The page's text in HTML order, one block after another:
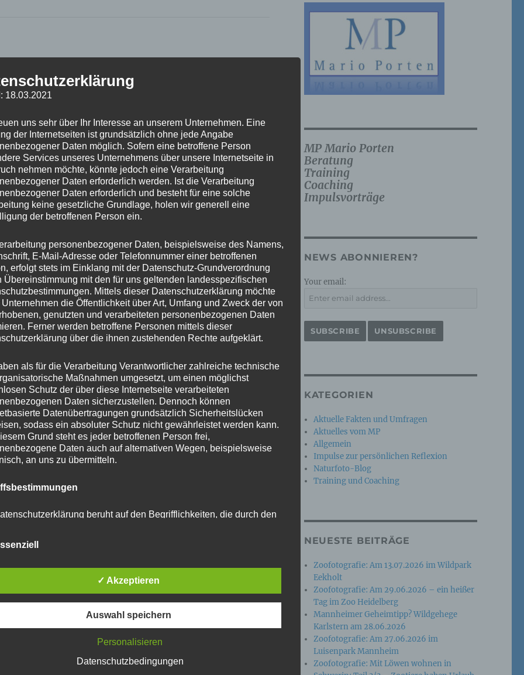
abzugeben.
MP Mario Porten
Beratung
Training
Coaching
Impulsvorträge
NEWS ABONNIEREN?
Your email:
KATEGORIEN
Aktuelle Fakten und Umfragen
Aktuelles vom MP
Allgemein
Impulse zur persönlichen Reflexion
Naturfoto-Blog
Training und Coaching
NEUESTE BEITRÄGE
Zoofotografie: Am 13.07.2026 im Wildpark
Eekholt
Zoofotografie: Am 29.06.2026 – ein heißer
Tag im Zoo Heidelberg
Mannheimer Geheimtipp? Wildgehege
Karlstern am 28.06.2026
Zoofotografie: Am 27.06.2026 im
Luisenpark Mannheim
Zoofotografie: Mit Löwen wohnen in
18.03.2021
uns sehr über Ihr Interesse an unserem Unternehmen. Eine
der Internetseiten ist grundsätzlich ohne jede Angabe
Daten möglich. Sofern eine betroffene Person
Services unseres Unternehmens über unsere Internetseite in
nehmen möchte, könnte jedoch eine Verarbeitung
Daten erforderlich werden. Ist die Verarbeitung
Daten erforderlich und besteht für eine solche
keine gesetzliche Grundlage, holen wir generell eine
der betroffenen Person ein.
personenbezogener Daten, beispielsweise des Namens,
E-Mail-Adresse oder Telefonnummer einer betroffenen
erfolgt stets im Einklang mit der Datenschutz-Grundverordnung
Übereinstimmung mit den für uns geltenden landesspezifischen
Mittels dieser Datenschutzerklärung möchte
Unternehmen die Öffentlichkeit über Art, Umfang und Zweck der von
genutzten und verarbeiteten personenbezogenen Daten
Ferner werden betroffene Personen mittels dieser
über die ihnen zustehenden Rechte aufgeklärt.
als für die Verarbeitung Verantwortlicher zahlreiche technische
Maßnahmen umgesetzt, um einen möglichst
Schutz der über diese Internetseite verarbeiteten
Daten sicherzustellen. Dennoch können
Datenübertragungen grundsätzlich Sicherheitslücken
sodass ein absoluter Schutz nicht gewährleistet werden kann.
Grund steht es jeder betroffenen Person frei,
Daten auch auf alternativen Wegen, beispielsweise
an uns zu übermitteln.
beruht auf den Begrifflichkeiten, die durch den
Grundverordnung (DS-GVO) verwendet wurden. Unsere
soll sowohl für die Öffentlichkeit als auch für unsere
gewährleisten, möchten wir vorab die verwendeten
in dieser Datenschutzerklärung unter anderem die
✓ Akzeptieren
Auswahl speichern
Personalisieren
Datenschutzbedingungen